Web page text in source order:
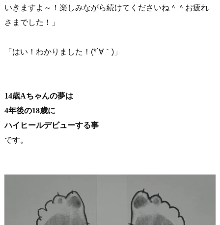
いきますよ～！楽しみながら続けてくださいね＾＾お疲れ
さまでした！」
「はい！わかりました！(*´∀｀)」
14歳Aちゃんの夢は
4年後の18歳に
ハイヒールデビューする事
です。